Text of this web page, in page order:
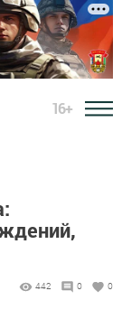
16+
442 0 0